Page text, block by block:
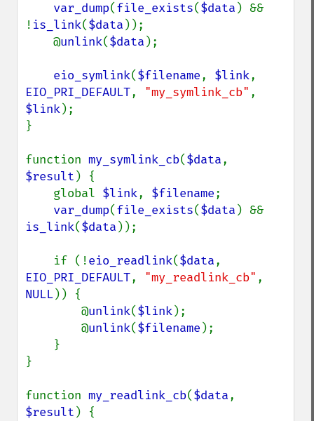
var_dump(file_exists($data ) &&
! is_link($data ));
    @
unlink($data );
eio_symlink($filename, $link
EIO_PRI_DEFAULT, "my_symlink_cb"
$link);
}
function my_symlink_cb($data
$result ) {
    global
$link, $filename;
var_dump(file_exists($data
is_link($data ));
    if (!
eio_readlink($data
EIO_PRI_DEFAULT, "my_readlink_cb"
NULL)) {
        @
unlink($link);
        @
unlink($filename );
}
function my_readlink_cb($data
$result ) {